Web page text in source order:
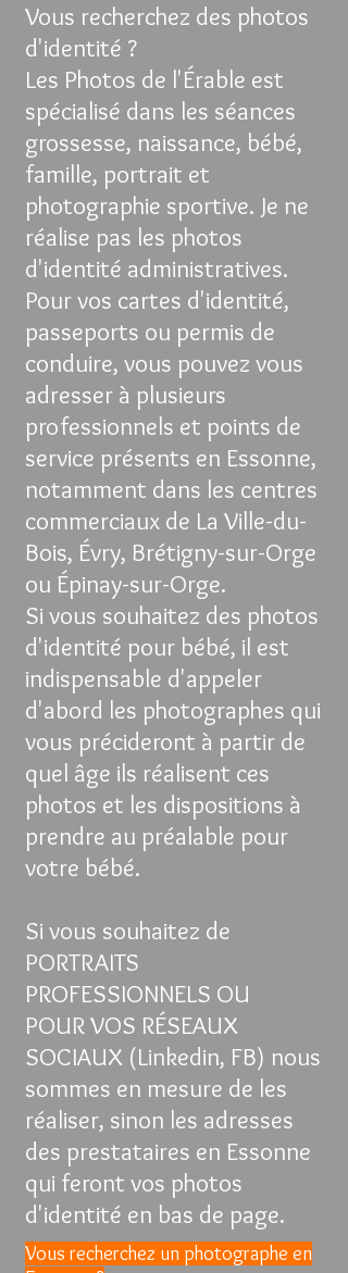
Vous recherchez des photos
d'identité ?
Les Photos de l'Érable est
spécialisé dans les séances
grossesse, naissance, bébé,
famille, portrait et
photographie sportive. Je ne
réalise pas les photos
d'identité administratives.
Pour vos cartes d'identité,
passeports ou permis de
conduire, vous pouvez vous
adresser à plusieurs
professionnels et points de
service présents en Essonne,
notamment dans les centres
commerciaux de La Ville-du-
Bois, Évry, Brétigny-sur-Orge
ou Épinay-sur-Orge.
Si vous souhaitez des photos
d'identité pour bébé, il est
indispensable d'appeler
d'abord les photographes qui
vous précideront à partir de
quel âge ils réalisent ces
photos et les dispositions à
prendre au préalable pour
votre bébé.
Si vous souhaitez de
PORTRAITS
PROFESSIONNELS OU
POUR VOS RÉSEAUX
SOCIAUX (Linkedin, FB) nous
sommes en mesure de les
réaliser, sinon les adresses
des prestataires en Essonne
qui feront vos photos
d'identité en bas de page.
Vous recherchez un photographe en